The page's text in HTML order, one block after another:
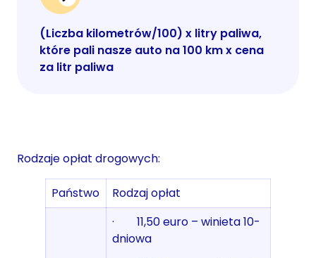
(Liczba kilometrów/100) x litry paliwa,
które pali nasze auto na 100 km x cena
za litr paliwa
Rodzaje opłat drogowych:
Państwo Rodzaj opłat
· 11,50 euro – winieta 10-
dniowa